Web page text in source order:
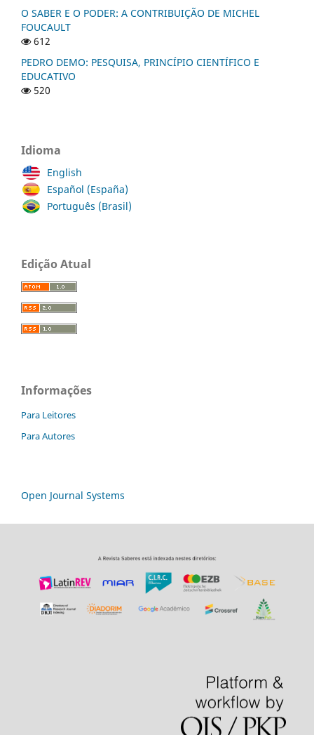
O SABER E O PODER: A CONTRIBUIÇÃO DE MICHEL
FOUCAULT
612
PEDRO DEMO: PESQUISA, PRINCÍPIO CIENTÍFICO E
EDUCATIVO
520
Idioma
English
Español (España)
Português (Brasil)
Edição Atual
Informações
Para Leitores
Para Autores
Open Journal Systems